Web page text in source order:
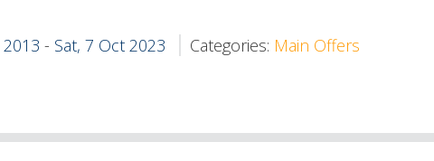
- Sat, 7 Oct 2023 Categories: Main Offers